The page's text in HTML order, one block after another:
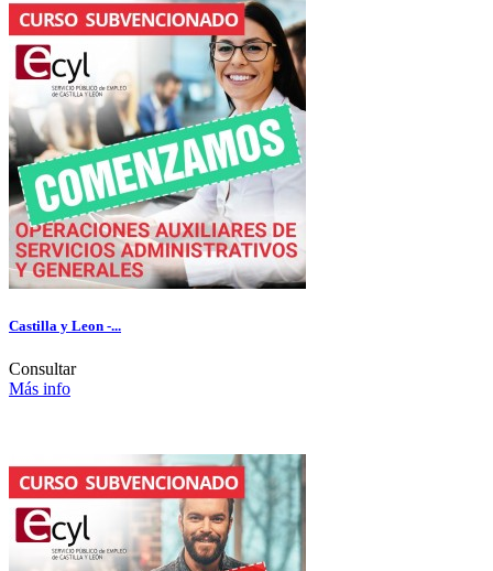
Castilla y Leon -...
Consultar
Más info